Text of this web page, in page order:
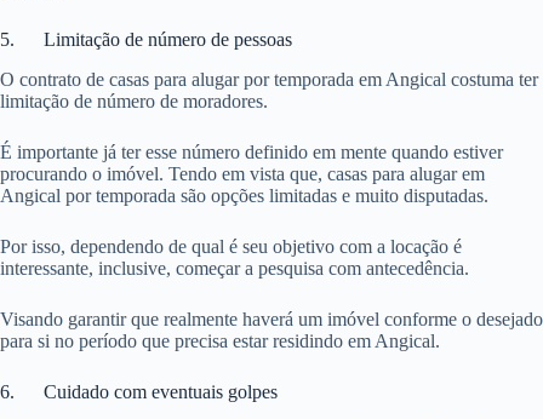
5. Limitação de número de pessoas
O contrato de casas para alugar por temporada em Angical costuma ter
limitação de número de moradores.
É importante já ter esse número definido em mente quando estiver
procurando o imóvel. Tendo em vista que, casas para alugar em
Angical por temporada são opções limitadas e muito disputadas.
Por isso, dependendo de qual é seu objetivo com a locação é
interessante, inclusive, começar a pesquisa com antecedência.
Visando garantir que realmente haverá um imóvel conforme o desejado
para si no período que precisa estar residindo em Angical.
6. Cuidado com eventuais golpes